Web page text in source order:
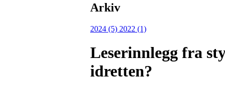
Arkiv
2024 (5) 2022 (1)
Leserinnlegg fra
idretten?